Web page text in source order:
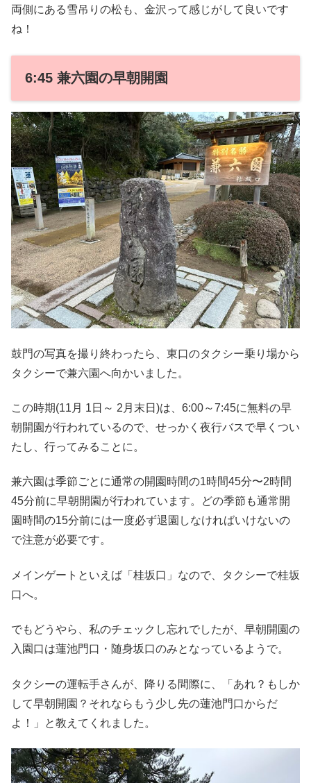
両側にある雪吊りの松も、金沢って感じがして良いです
ね！
6:45 兼六園の早朝開園
鼓門の写真を撮り終わったら、東口のタクシー乗り場から
タクシーで兼六園へ向かいました。
この時期(11月 1日～ 2月末日)は、6:00～7:45に無料の早
朝開園が行われているので、せっかく夜行バスで早くつい
たし、行ってみることに。
兼六園は季節ごとに通常の開園時間の1時間45分〜2時間
45分前に早朝開園が行われています。どの季節も通常開
園時間の15分前には一度必ず退園しなければいけないの
で注意が必要です。
メインゲートといえば「桂坂口」なので、タクシーで桂坂
口へ。
でもどうやら、私のチェックし忘れでしたが、早朝開園の
入園口は蓮池門口・随身坂口のみとなっているようで。
タクシーの運転手さんが、降りる間際に、「あれ？もしか
して早朝開園？それならもう少し先の蓮池門口からだ
よ！」と教えてくれました。